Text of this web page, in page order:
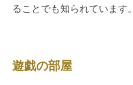
ることでも知られています。
遊戯の部屋